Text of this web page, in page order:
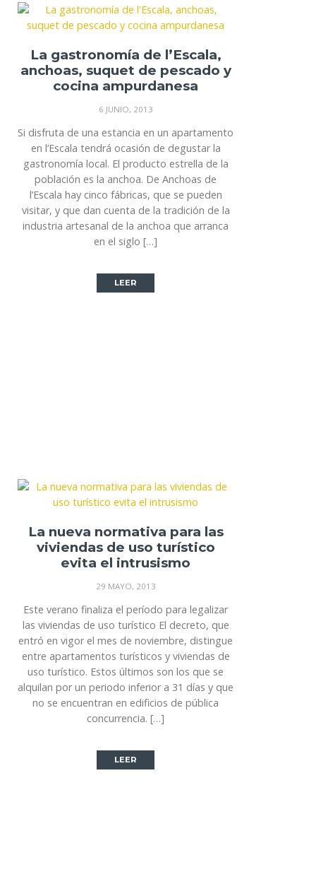
La gastronomía de l’Escala,
anchoas, suquet de pescado y
cocina ampurdanesa
6 JUNIO, 2013
Si disfruta de una estancia en un apartamento
en l’Escala tendrá ocasión de degustar la
gastronomía local. El producto estrella de la
población es la anchoa. De Anchoas de
l’Escala hay cinco fábricas, que se pueden
visitar, y que dan cuenta de la tradición de la
industria artesanal de la anchoa que arranca
en el siglo […]
LEER
La nueva normativa para las
viviendas de uso turístico
evita el intrusismo
29 MAYO, 2013
Este verano finaliza el período para legalizar
las viviendas de uso turístico El decreto, que
entró en vigor el mes de noviembre, distingue
entre apartamentos turísticos y viviendas de
uso turístico. Estos últimos son los que se
alquilan por un periodo inferior a 31 días y que
no se encuentran en edificios de pública
concurrencia. […]
LEER